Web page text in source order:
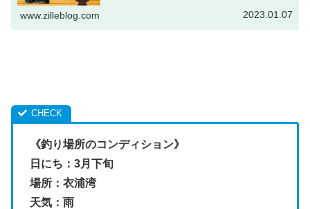
www.zilleblog.com 2023.01.07
《釣り場所のコンディション》
日にち：3月下旬
場所：衣浦湾
天気：雨